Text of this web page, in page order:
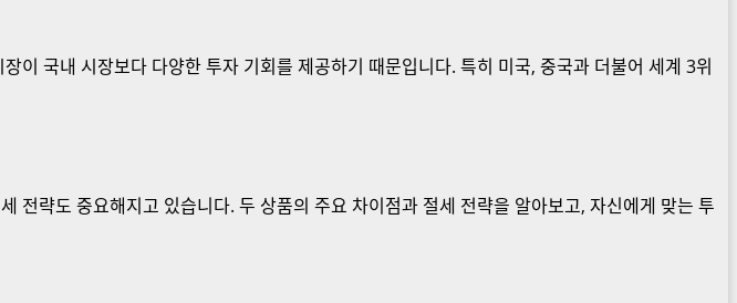
이 국내 시장보다 다양한 투자 기회를 제공하기 때문입니다. 특히 미국, 중국과 더불어 세계 3위
전략도 중요해지고 있습니다. 두 상품의 주요 차이점과 절세 전략을 알아보고, 자신에게 맞는 투